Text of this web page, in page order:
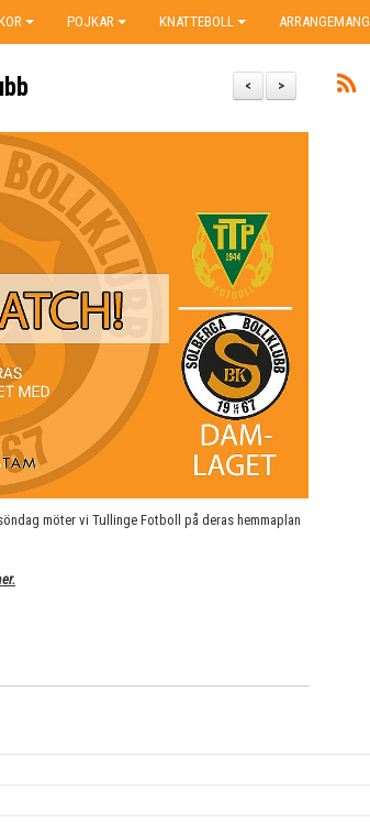
POJKAR KNATTEBOLL ARRANGEMANG
>
<
möter vi Tullinge Fotboll på deras hemmaplan